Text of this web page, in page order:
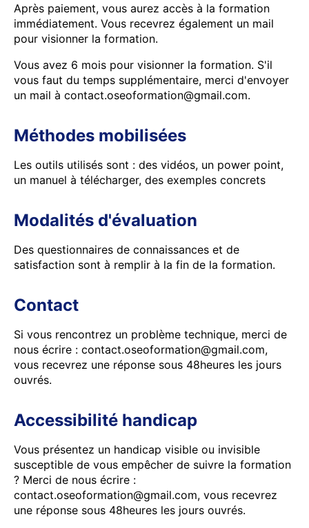
Après paiement, vous aurez accès à la formation
immédiatement. Vous recevrez également un mail
pour visionner la formation.
Vous avez 6 mois pour visionner la formation. S'il
vous faut du temps supplémentaire, merci d'envoyer
un mail à contact.oseoformation@gmail.com.
Méthodes mobilisées
Les outils utilisés sont : des vidéos, un power point,
un manuel à télécharger, des exemples concrets
Modalités d'évaluation
Des questionnaires de connaissances et de
satisfaction sont à remplir à la fin de la formation.
Contact
Si vous rencontrez un problème technique, merci de
nous écrire : contact.oseoformation@gmail.com,
vous recevrez une réponse sous 48heures les jours
ouvrés.
Accessibilité handicap
Vous présentez un handicap visible ou invisible
susceptible de vous empêcher de suivre la formation
? Merci de nous écrire :
contact.oseoformation@gmail.com, vous recevrez
une réponse sous 48heures les jours ouvrés.